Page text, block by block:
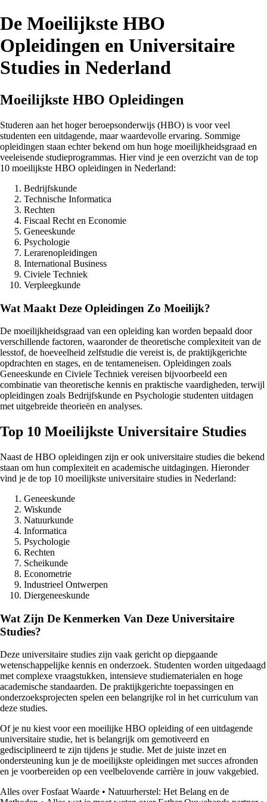
De Moeilijkste HBO
Opleidingen en Universitaire
Studies in Nederland
Moeilijkste HBO Opleidingen
Studeren aan het hoger beroepsonderwijs (HBO) is voor veel
studenten een uitdagende, maar waardevolle ervaring. Sommige
opleidingen staan echter bekend om hun hoge moeilijkheidsgraad en
veeleisende studieprogrammas. Hier vind je een overzicht van de top
10 moeilijkste HBO opleidingen in Nederland:
Bedrijfskunde
Technische Informatica
Rechten
Fiscaal Recht en Economie
Geneeskunde
Psychologie
Lerarenopleidingen
International Business
Civiele Techniek
Verpleegkunde
Wat Maakt Deze Opleidingen Zo Moeilijk?
De moeilijkheidsgraad van een opleiding kan worden bepaald door
verschillende factoren, waaronder de theoretische complexiteit van de
lesstof, de hoeveelheid zelfstudie die vereist is, de praktijkgerichte
opdrachten en stages, en de tentameneisen. Opleidingen zoals
Geneeskunde en Civiele Techniek vereisen bijvoorbeeld een
combinatie van theoretische kennis en praktische vaardigheden, terwijl
opleidingen zoals Bedrijfskunde en Psychologie studenten uitdagen
met uitgebreide theorieën en analyses.
Top 10 Moeilijkste Universitaire Studies
Naast de HBO opleidingen zijn er ook universitaire studies die bekend
staan om hun complexiteit en academische uitdagingen. Hieronder
vind je de top 10 moeilijkste universitaire studies in Nederland:
Geneeskunde
Wiskunde
Natuurkunde
Informatica
Psychologie
Rechten
Scheikunde
Econometrie
Industrieel Ontwerpen
Diergeneeskunde
Wat Zijn De Kenmerken Van Deze Universitaire
Studies?
Deze universitaire studies zijn vaak gericht op diepgaande
wetenschappelijke kennis en onderzoek. Studenten worden uitgedaagd
met complexe vraagstukken, intensieve studiematerialen en hoge
academische standaarden. De praktijkgerichte toepassingen en
onderzoeksprojecten spelen een belangrijke rol in het curriculum van
deze studies.
Of je nu kiest voor een moeilijke HBO opleiding of een uitdagende
universitaire studie, het is belangrijk om gemotiveerd en
gedisciplineerd te zijn tijdens je studie. Met de juiste inzet en
ondersteuning kun je de moeilijkste opleidingen met succes afronden
en je voorbereiden op een veelbelovende carrière in jouw vakgebied.
Alles over Fosfaat Waarde • Natuurherstel: Het Belang en de